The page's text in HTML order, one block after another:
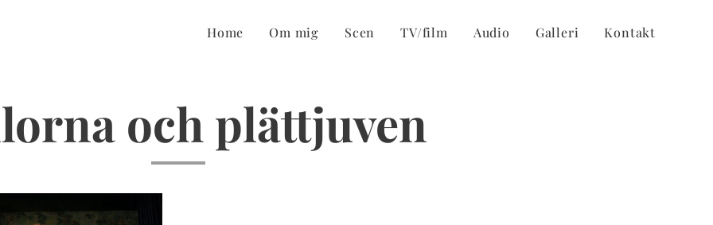
Home Om mig Scen TV/film Audio Galleri Kontakt
och plättjuven